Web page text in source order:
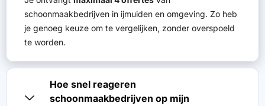
schoonmaakbedrijven in ijmuiden en omgeving. Zo heb
je genoeg keuze om te vergelijken, zonder overspoeld
te worden.
Hoe snel reageren
schoonmaakbedrijven op mijn